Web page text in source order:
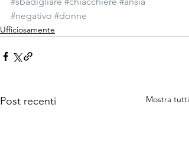
#negativo #donne
Ufficiosamente
Post recenti Mostra tutti